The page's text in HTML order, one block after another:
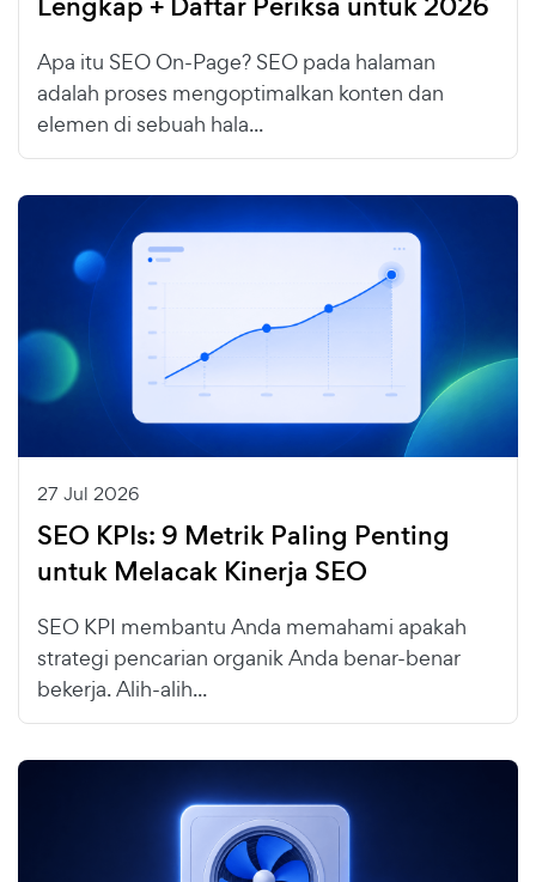
Apa itu SEO On-Page? SEO pada halaman
adalah proses mengoptimalkan konten dan
elemen di sebuah hala...
27 Jul 2026
SEO KPIs: 9 Metrik Paling Penting
untuk Melacak Kinerja SEO
SEO KPI membantu Anda memahami apakah
strategi pencarian organik Anda benar-benar
bekerja. Alih-alih...